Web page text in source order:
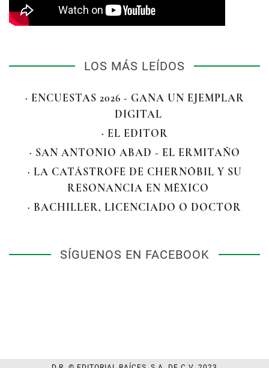
LOS MÁS LEÍDOS
· ENCUESTAS 2026 - GANA UN EJEMPLAR
DIGITAL
· EL EDITOR
· SAN ANTONIO ABAD - EL ERMITAÑO
· LA CATÁSTROFE DE CHERNÓBIL Y SU
RESONANCIA EN MÉXICO
· BACHILLER, LICENCIADO O DOCTOR
SÍGUENOS EN FACEBOOK